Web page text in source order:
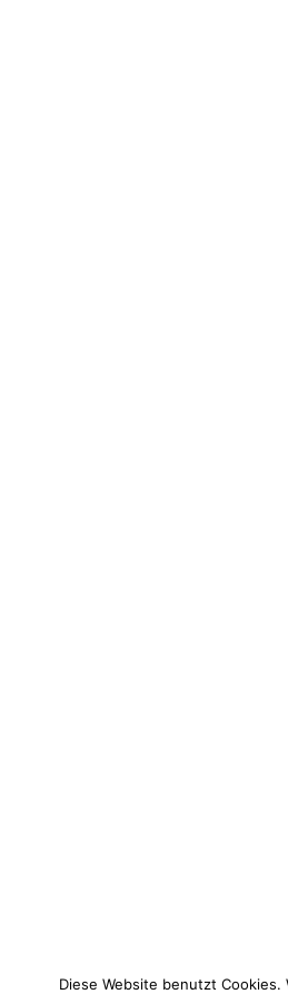
Diese Website benutzt